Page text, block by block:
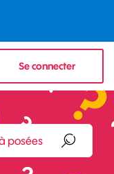
Se connecter